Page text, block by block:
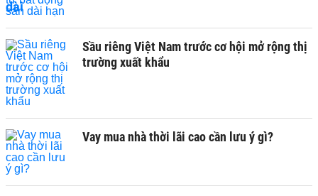
Sầu riêng Việt Nam trước cơ hội mở rộng thị
trường xuất khẩu
Vay mua nhà thời lãi cao cần lưu ý gì?